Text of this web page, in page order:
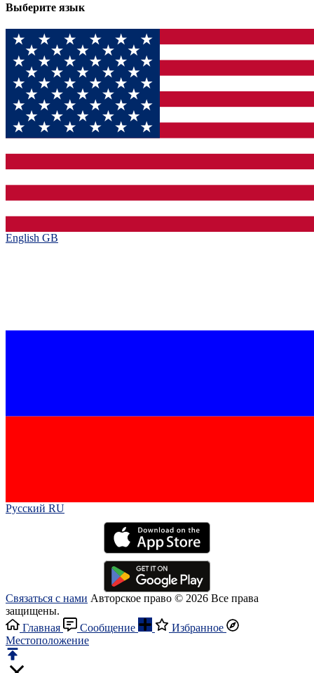
Выберите язык
English GB‎
Русский RU‎
Связаться с нами Авторское право © 2026 Все права
защищены.
Главная
Сообщение
Избранное
Местоположение